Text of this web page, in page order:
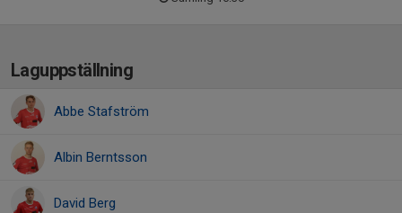
Laguppställning
Abbe Stafström
Albin Berntsson
David Berg